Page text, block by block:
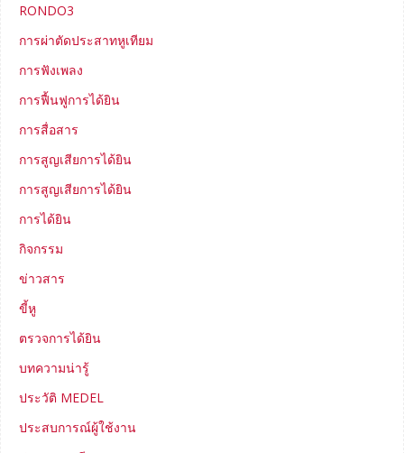
RONDO3
การผ่าตัดประสาทหูเทียม
การฟังเพลง
การฟื้นฟูการได้ยิน
การสื่อสาร
การสูญเสียการได้ยิน
การสูญเสียการได้ยิน
การได้ยิน
กิจกรรม
ข่าวสาร
ขี้หู
ตรวจการได้ยิน
บทความน่ารู้
ประวัติ MEDEL
ประสบการณ์ผู้ใช้งาน